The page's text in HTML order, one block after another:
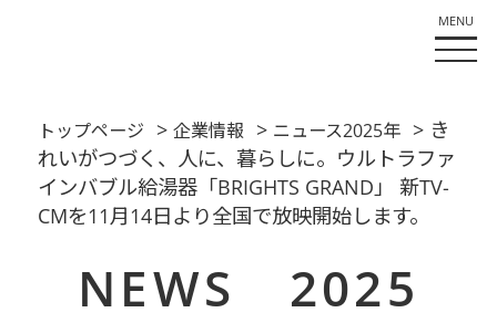
トップページ >企業情報 > ニュース2025年 > き
れいがつづく、人に、暮らしに。ウルトラファ
インバブル給湯器「BRIGHTS GRAND」 新TV-
CMを11月14日より全国で放映開始します。
NEWS 2025